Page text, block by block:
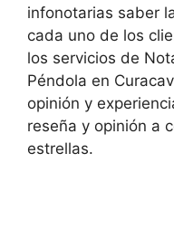
infonotarias saber
cada uno de los
los servicios de
Péndola en
opinión y
reseña y opinión a
estrellas.